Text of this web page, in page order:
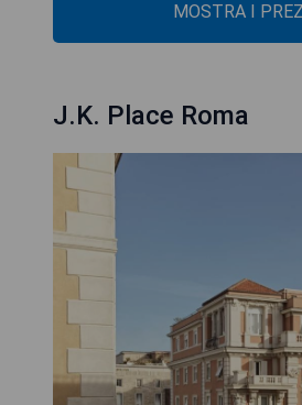
MOSTRA I
J.K. Place Roma